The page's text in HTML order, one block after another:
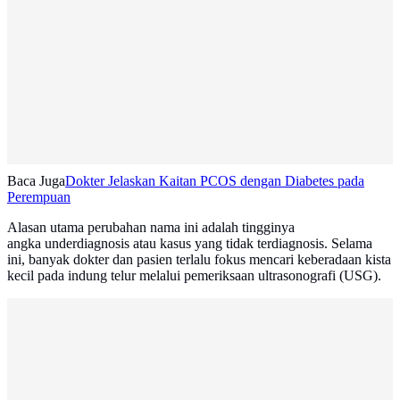
Baca JugaDokter Jelaskan Kaitan PCOS dengan Diabetes pada
Perempuan
Alasan utama perubahan nama ini adalah tingginya
angka underdiagnosis atau kasus yang tidak terdiagnosis. Selama
ini, banyak dokter dan pasien terlalu fokus mencari keberadaan kista
kecil pada indung telur melalui pemeriksaan ultrasonografi (USG).